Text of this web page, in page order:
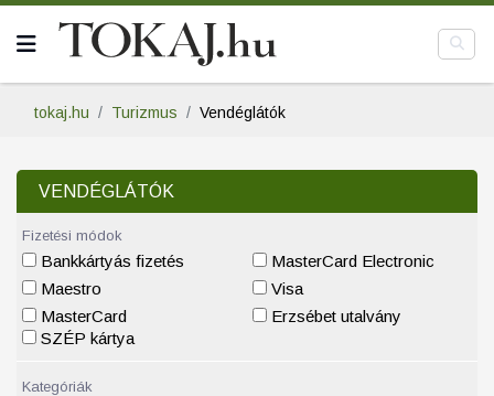
tokaj.hu Turizmus Vendéglátók
VENDÉGLÁTÓK
Fizetési módok
Bankkártyás fizetés
Maestro
MasterCard
MasterCard Electronic
Visa
Erzsébet utalvány
SZÉP kártya
Kategóriák